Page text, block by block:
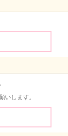
いします。